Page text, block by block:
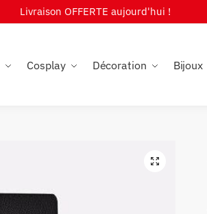
Livraison OFFERTE aujourd'hui !
Cosplay Décoration Bijoux
🔍